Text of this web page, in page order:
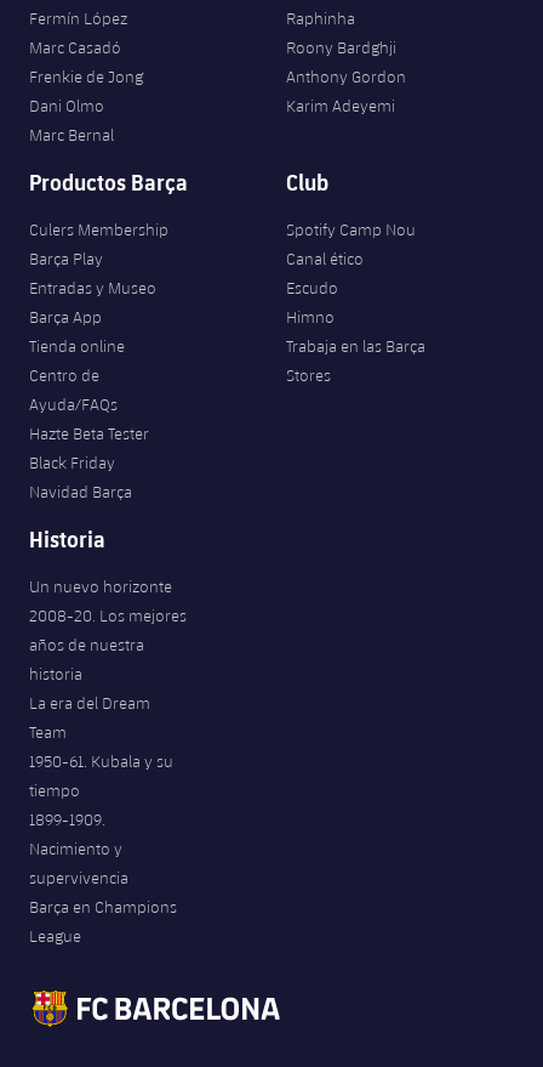
Fermín López
Marc Casadó
Frenkie de Jong
Dani Olmo
Marc Bernal
Raphinha
Roony Bardghji
Anthony Gordon
Karim Adeyemi
Productos Barça
Culers Membership
Barça Play
Entradas y Museo
Barça App
Tienda online
Centro de
Ayuda/FAQs
Hazte Beta Tester
Black Friday
Navidad Barça
Club
Spotify Camp Nou
Canal ético
Escudo
Himno
Trabaja en las Barça
Stores
Historia
Un nuevo horizonte
2008-20. Los mejores
años de nuestra
historia
La era del Dream
Team
1950-61. Kubala y su
tiempo
1899-1909.
Nacimiento y
supervivencia
Barça en Champions
League